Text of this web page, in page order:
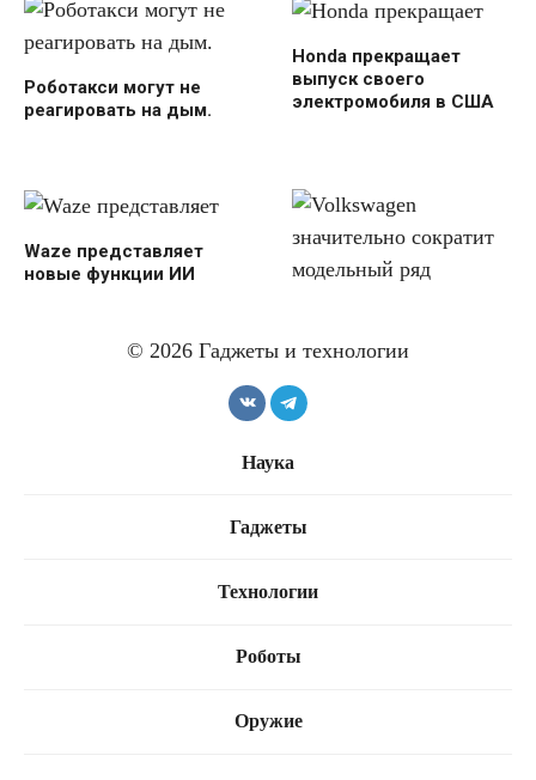
Роботакси могут не
реагировать на дым.
Honda прекращает
выпуск своего
электромобиля в США
Waze представляет
новые функции ИИ
ряд
Tesla расширяет сервис
врезалась в жилой дом
© 2026 Гаджеты и технологии
Наука
Гаджеты
Технологии
Роботы
Оружие